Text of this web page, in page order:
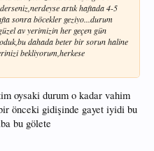
artık haftada 4-5
sonra böcekler geziyo...durum
av yerimizin her geçen gün
dahada beter bir sorun haline
bekliyorum,herkese
oysaki durum o kadar vahim
önceki gidişinde gayet iyidi bu
bu gölete